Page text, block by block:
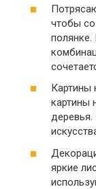
чтобы
Картины
картины
яркие